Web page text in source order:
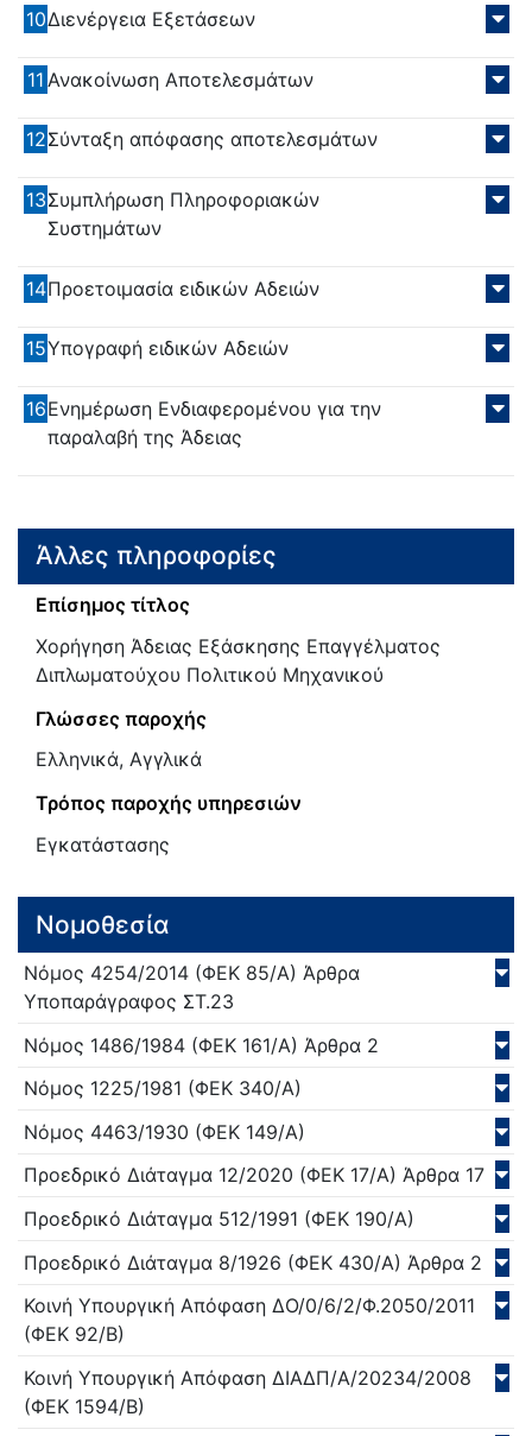
10Διενέργεια Εξετάσεων
11 Ανακοίνωση Αποτελεσμάτων
12Σύνταξη απόφασης αποτελεσμάτων
13Συμπλήρωση Πληροφοριακών
Συστημάτων
14Προετοιμασία ειδικών Αδειών
15Υπογραφή ειδικών Αδειών
16Ενημέρωση Ενδιαφερομένου για την
παραλαβή της Άδειας
Άλλες πληροφορίες
Επίσημος τίτλος
Χορήγηση Άδειας Εξάσκησης Επαγγέλματος
Διπλωματούχου Πολιτικού Μηχανικού
Γλώσσες παροχής
Ελληνικά, Αγγλικά
Τρόπος παροχής υπηρεσιών
Εγκατάστασης
Νομοθεσία
Νόμος 4254/2014 (ΦΕΚ 85/Α) Άρθρα
Υποπαράγραφος ΣΤ.23
Νόμος 1486/1984 (ΦΕΚ 161/Α) Άρθρα 2
Νόμος 1225/1981 (ΦΕΚ 340/Α)
Νόμος 4463/1930 (ΦΕΚ 149/Α)
Προεδρικό Διάταγμα 12/2020 (ΦΕΚ 17/Α) Άρθρα 17
Προεδρικό Διάταγμα 512/1991 (ΦΕΚ 190/Α)
Προεδρικό Διάταγμα 8/1926 (ΦΕΚ 430/Α) Άρθρα 2
Κοινή Υπουργική Απόφαση ΔΟ/0/6/2/Φ.2050/2011
(ΦΕΚ 92/Β)
Κοινή Υπουργική Απόφαση ΔΙΑΔΠ/Α/20234/2008
(ΦΕΚ 1594/Β)